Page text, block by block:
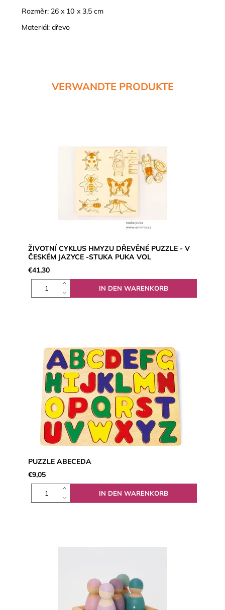
Rozměr: 26 x 10 x 3,5 cm
Materiál: dřevo
VERWANDTE PRODUKTE
ŽIVOTNÍ CYKLUS HMYZU DŘEVĚNÉ PUZZLE - V
ČESKÉM JAZYCE -STUKA PUKA VOL
€41,30
PUZZLE ABECEDA
€9,05